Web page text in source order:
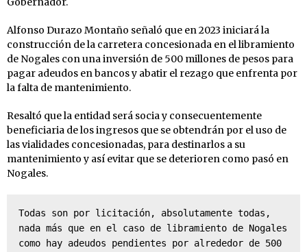
Alfonso Durazo Montaño señaló que en 2023 iniciará la
construcción de la carretera concesionada en el libramiento
de Nogales con una inversión de 500 millones de pesos para
pagar adeudos en bancos y abatir el rezago que enfrenta por
la falta de mantenimiento.
Resaltó que la entidad será socia y consecuentemente
beneficiaria de los ingresos que se obtendrán por el uso de
las vialidades concesionadas, para destinarlos a su
mantenimiento y así evitar que se deterioren como pasó en
Nogales.
Todas son por licitación, absolutamente todas,
nada más que en el caso de libramiento de Nogales
como hay adeudos pendientes por alrededor de 500